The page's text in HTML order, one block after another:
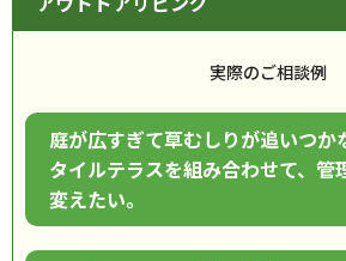
実際のご相談例
庭が広すぎて草むしりが追いつか
タイルテラスを組み合わせて、管
変えたい。